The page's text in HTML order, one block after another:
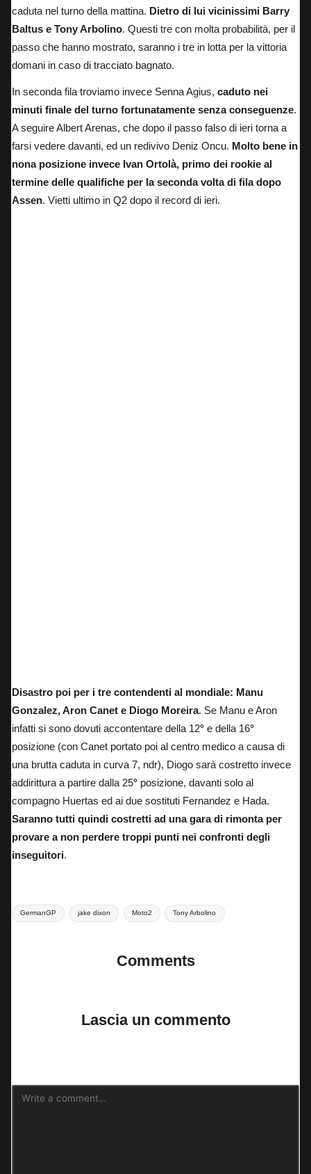
caduta nel turno della mattina. Dietro di lui vicinissimi Barry
Baltus e Tony Arbolino. Questi tre con molta probabilità, per il
passo che hanno mostrato, saranno i tre in lotta per la vittoria
domani in caso di tracciato bagnato.
In seconda fila troviamo invece Senna Agius, caduto nei
minuti finale del turno fortunatamente senza conseguenze.
A seguire Albert Arenas, che dopo il passo falso di ieri torna a
farsi vedere davanti, ed un redivivo Deniz Oncu. Molto bene in
nona posizione invece Ivan Ortolà, primo dei rookie al
termine delle qualifiche per la seconda volta di fila dopo
Assen. Vietti ultimo in Q2 dopo il record di ieri.
Disastro poi per i tre contendenti al mondiale: Manu
Gonzalez, Aron Canet e Diogo Moreira. Se Manu e Aron
infatti si sono dovuti accontentare della 12° e della 16°
posizione (con Canet portato poi al centro medico a causa di
una brutta caduta in curva 7, ndr), Diogo sarà costretto invece
addirittura a partire dalla 25° posizione, davanti solo al
compagno Huertas ed ai due sostituti Fernandez e Hada.
Saranno tutti quindi costretti ad una gara di rimonta per
provare a non perdere troppi punti nei confronti degli
inseguitori.
Tags:
GermanGP jake dixon Moto2 Tony Arbolino
Comments
Lascia un commento